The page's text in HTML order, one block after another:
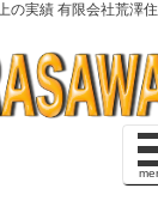
の実績 有限会社荒澤